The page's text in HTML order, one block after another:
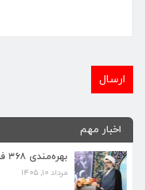
اخبار مهم
بهره‌مندی ۳۶۸ فراگیر از برنامه‌های طرح تابستا...
مرداد ۱۰, ۱۴۰۵
برنامه‌های فرهنگی زیارتگاه